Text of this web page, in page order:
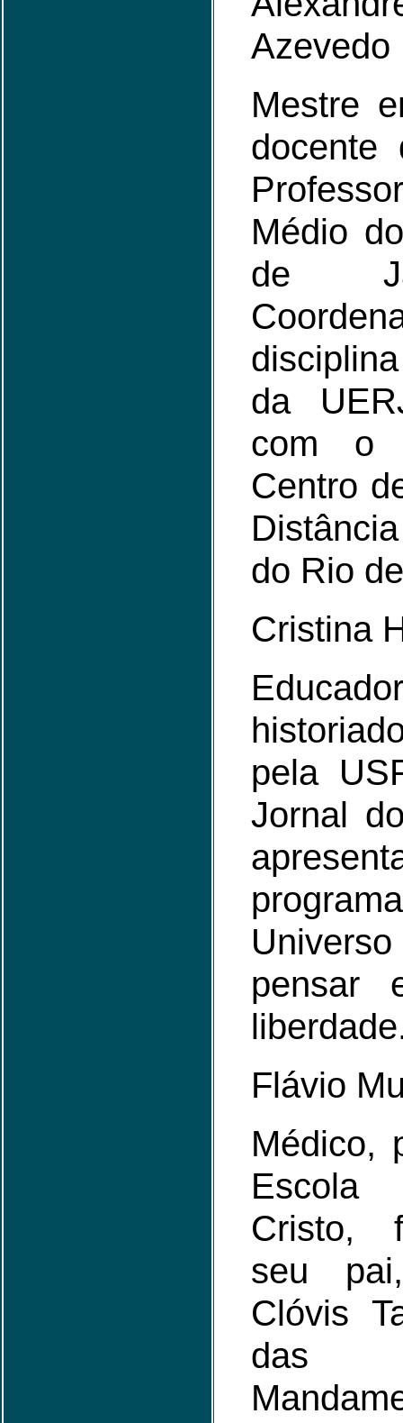
Azevedo
Mestre
docente
Médio
de
da
com o
Centro
do Rio
Cristina
pela
Jornal
pensar
Flávio
Médico,
Cristo,
seu
Clóvis
das